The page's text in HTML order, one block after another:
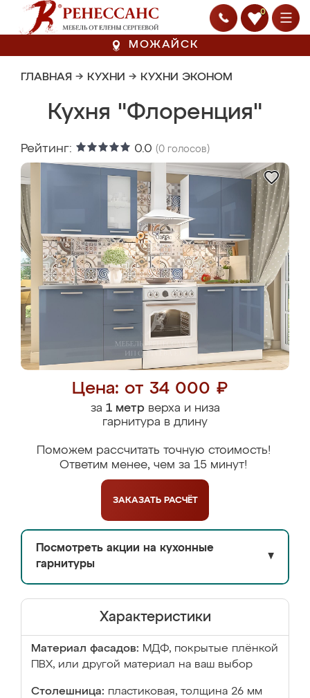
0
МОЖАЙСК
ГЛАВНАЯ → КУХНИ → КУХНИ ЭКОНОМ
Кухня "Флоренция"
Рейтинг: 0.0 (0 голосов)
Цена: от 34 000 ₽
за 1 метрверха и низа
гарнитура в длину
Поможем рассчитать точную стоимость!
Ответим менее, чем за 15 минут!
ЗАКАЗАТЬ РАСЧЁТ
Посмотреть акции на кухонные
гарнитуры
▼
Характеристики
Материал фасадов: МДФ, покрытые плёнкой
ПВХ, или другой материал на ваш выбор
Столешница: пластиковая, толщина 26 мм